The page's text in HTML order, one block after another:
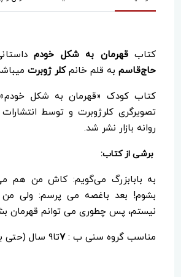
کتابقهرمان به شکل خودم
حاج‌قاسمبه قلم خانمکلر ژوبرت
کتاب کودک «قهرمان به شکل
تصویرگری کلرژوبرت و توسط
روانه بازار نشر شد.
برشی از کتاب:
به بابابزرگ می‌گویم: کاش من هم
بشوم! بعد باغصه می پرسم: ولی
نیستم، پس چطوری می توانم قهرمان
مناسب گروه سنی ب :۷ تا۹ سال (حتی بالاتر)